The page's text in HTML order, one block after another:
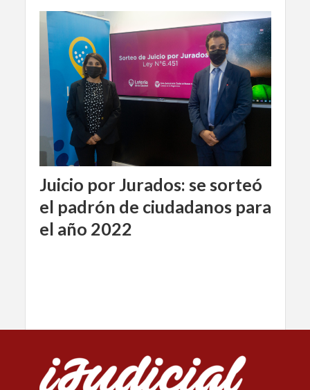
Juicio por Jurados: se sorteó
el padrón de ciudadanos para
el año 2022